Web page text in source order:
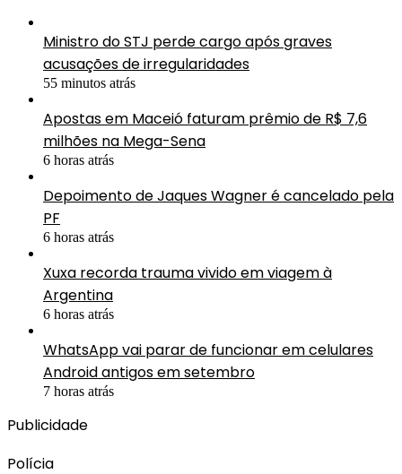
Ministro do STJ perde cargo após graves
acusações de irregularidades
55 minutos atrás
Apostas em Maceió faturam prêmio de R$ 7,6
milhões na Mega-Sena
6 horas atrás
Depoimento de Jaques Wagner é cancelado pela
PF
6 horas atrás
Xuxa recorda trauma vivido em viagem à
Argentina
6 horas atrás
WhatsApp vai parar de funcionar em celulares
Android antigos em setembro
7 horas atrás
Publicidade
Polícia